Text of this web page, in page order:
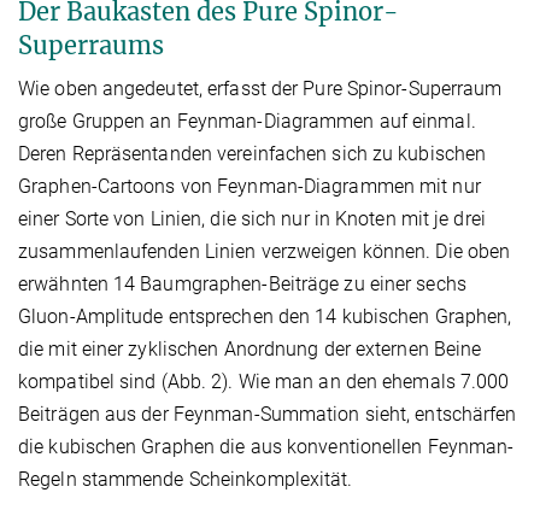
Der Baukasten des Pure Spinor-
Superraums
Wie oben angedeutet, erfasst der Pure Spinor-Superraum
große Gruppen an Feynman-Diagrammen auf einmal.
Deren Repräsentanden vereinfachen sich zu kubischen
Graphen-Cartoons von Feynman-Diagrammen mit nur
einer Sorte von Linien, die sich nur in Knoten mit je drei
zusammenlaufenden Linien verzweigen können. Die oben
erwähnten 14 Baumgraphen-Beiträge zu einer sechs
Gluon-Amplitude entsprechen den 14 kubischen Graphen,
die mit einer zyklischen Anordnung der externen Beine
kompatibel sind (Abb. 2). Wie man an den ehemals 7.000
Beiträgen aus der Feynman-Summation sieht, entschärfen
die kubischen Graphen die aus konventionellen Feynman-
Regeln stammende Scheinkomplexität.